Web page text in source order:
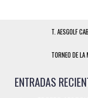
T. AESGOLF
TORNEO DE
ENTRADAS